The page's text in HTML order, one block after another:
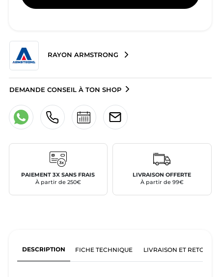
RAYON ARMSTRONG
DEMANDE CONSEIL À TON SHOP
PAIEMENT 3X SANS FRAIS
À partir de 250€
LIVRAISON OFFERTE
À partir de 99€
DESCRIPTION FICHE TECHNIQUE LIVRAISON ET RETOURS